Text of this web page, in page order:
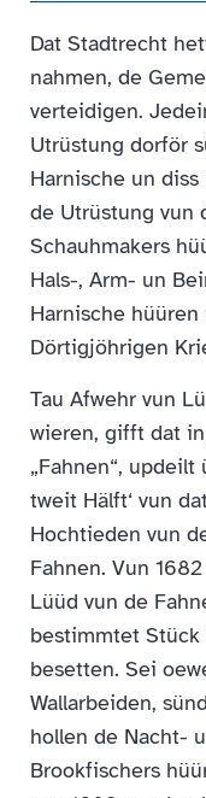
Dat Stadtrecht
nahmen, de
verteidigen.
Utrüstung dorför
Harnische un
de Utrüstung vun
Schauhmakers
Hals-, Arm- un
Harnische
Dörtigjöhrigen
Tau Afwehr vun
wieren, gifft dat
„Fahnen“,
tweit Hälft‘ vun
Hochtieden vun
Fahnen. Vun
Lüüd vun de
bestimmtet Stück
besetten. Sei
Wallarbeiden,
hollen de Nacht-
Brookfischers